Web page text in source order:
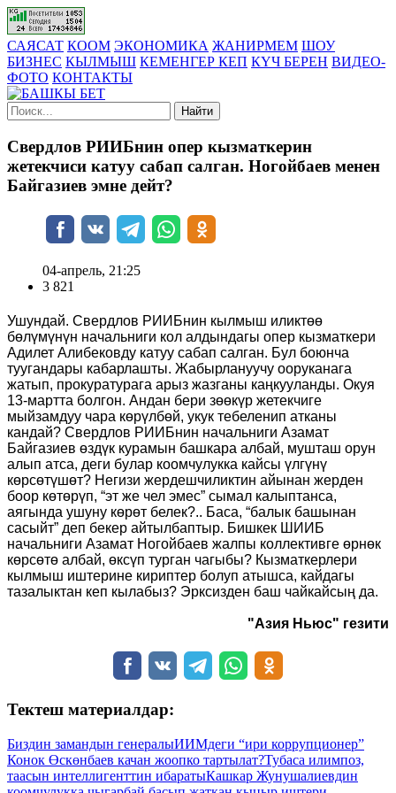
САЯСАТ КООМ ЭКОНОМИКА ЖАНИРМЕМ ШОУ
БИЗНЕС КЫЛМЫШ КЕМЕНГЕР КЕП КҮЧ БЕРЕН ВИДЕО-
ФОТО КОНТАКТЫ
Найти
Свердлов РИИБнин опер кызматкерин
жетекчиси катуу сабап салган. Ногойбаев менен
Байгазиев эмне дейт?
04-апрель, 21:25
3 821
Ушундай. Свердлов РИИБнин кылмыш иликтөө
бөлүмүнүн начальниги кол алдындагы опер кызматкери
Адилет Алибековду катуу сабап салган. Бул боюнча
туугандары кабарлашты. Жабырлануучу ооруканага
жатып, прокуратурага арыз жазганы каңкууланды. Окуя
13-мартта болгон. Андан бери зөөкүр жетекчиге
мыйзамдуу чара көрүлбөй, укук тебеленип атканы
кандай? Свердлов РИИБнин начальниги Азамат
Байгазиев өздүк курамын башкара албай, мушташ орун
алып атса, деги булар коомчулукка кайсы үлгүнү
көрсөтүшөт? Негизи жердешчиликтин айынан жерден
боор көтөрүп, “эт же чел эмес” сымал калыптанса,
аягында ушуну көрөт белек?.. Баса, “балык башынан
сасыйт” деп бекер айтылбаптыр. Бишкек ШИИБ
начальниги Азамат Ногойбаев жалпы коллективге өрнөк
көрсөтө албай, өксүп турган чагыбы? Кызматкерлери
кылмыш иштерине кириптер болуп атышса, кайдагы
тазалыктан кеп кылабыз? Эрксизден баш чайкайсың да.
"Азия Ньюс" гезити
Тектеш материалдар:
Биздин замандын генералыИИМдеги “ири коррупционер”
Конок Өскөнбаев качан жоопко тартылат?Тубаса илимпоз,
таасын интеллигенттин ибаратыКашкар Жунушалиевдин